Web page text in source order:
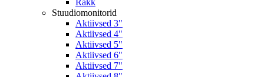
Räkk
Stuudiomonitorid
Aktiivsed 3"
Aktiivsed 4"
Aktiivsed 5"
Aktiivsed 6"
Aktiivsed 7"